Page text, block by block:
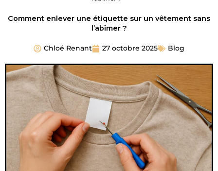
Comment enlever une étiquette sur un vêtement sans
l’abîmer ?
Chloé Renant 27 octobre 2025 Blog